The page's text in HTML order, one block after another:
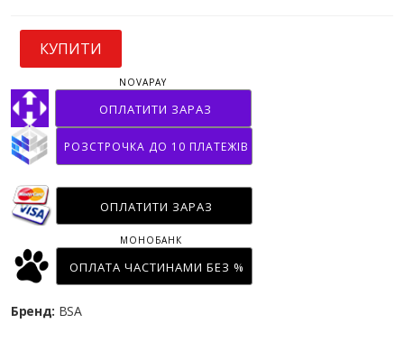
КУПИТИ
ОПЛАТИТИ ЗАРАЗ
NOVAPAY
РОЗСТРОЧКА ДО 10 ПЛАТЕЖІВ
ОПЛАТИТИ ЗАРАЗ
ОПЛАТА ЧАСТИНАМИ БЕЗ %
МОНОБАНК
Бренд: BSA